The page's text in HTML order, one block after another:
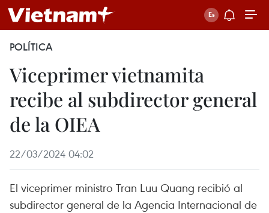
POLÍTICA
Viceprimer vietnamita
recibe al subdirector general
de la OIEA
22/03/2024 04:02
El viceprimer ministro Tran Luu Quang recibió al
subdirector general de la Agencia Internacional de